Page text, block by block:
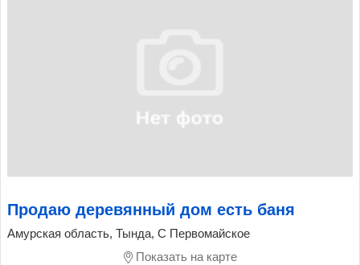
Продаю деревянный дом есть баня
Амурская область, Тында, С Первомайское
Показать на карте